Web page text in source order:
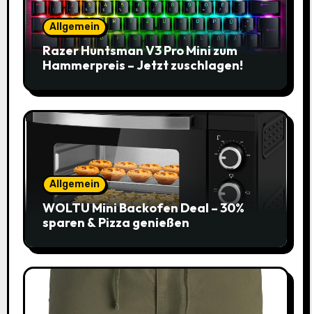
Allgemein
Razer Huntsman V3 Pro Mini zum
Hammerpreis – Jetzt zuschlagen!
Allgemein
WOLTU Mini Backofen Deal – 30%
sparen & Pizza genießen